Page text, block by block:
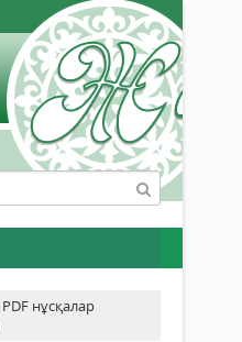
PDF нұсқалар